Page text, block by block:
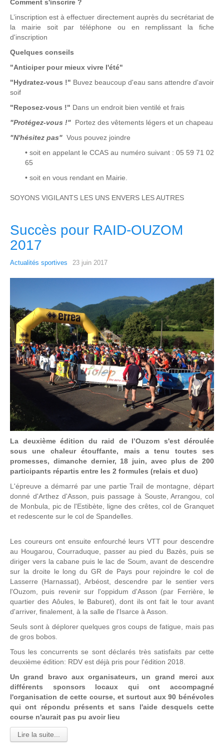
Comment s'inscrire ?
L’inscription est à effectuer directement auprès du secrétariat de
la mairie soit par téléphone ou en remplissant la fiche
d'inscription
Quelques conseils
"Anticiper pour mieux vivre l'été"
"Hydratez-vous !" Buvez beaucoup d'eau sans attendre d'avoir
soif
"Reposez-vous !" Dans un endroit bien ventilé et frais
"Protégez-vous !" Portez des vêtements légers et un chapeau
"N'hésitez pas" Vous pouvez joindre
• soit en appelant le CCAS au numéro suivant : 05 59 71 02
65
• soit en vous rendant en Mairie.
SOYONS VIGILANTS LES UNS ENVERS LES AUTRES
Succès pour RAID-OUZOM
2017
Actualités sportives 23 juin 2017
La deuxième édition du raid de l’Ouzom s'est déroulée
sous une chaleur étouffante, mais a tenu toutes ses
promesses, dimanche dernier, 18 juin, avec plus de 200
participants répartis entre les 2 formules (relais et duo)
L'épreuve a démarré par une partie Trail de montagne, départ
donné d'Arthez d'Asson, puis passage à Souste, Arrangou, col
de Monbula, pic de l'Estibète, ligne des crêtes, col de Granquet
et redescente sur le col de Spandelles.
Les coureurs ont ensuite enfourché leurs VTT pour descendre
au Hougarou, Courraduque, passer au pied du Bazès, puis se
diriger vers la cabane puis le lac de Soum, avant de descendre
sur la droite le long du GR de Pays pour rejoindre le col de
Lasserre (Harnassat), Arbéost, descendre par le sentier vers
l'Ouzom, puis revenir sur l'oppidum d'Asson (par Ferrière, le
quartier des Aôules, le Baburet), dont ils ont fait le tour avant
d'arriver, finalement, à la salle de l'Isarce à Asson.
Seuls sont à déplorer quelques gros coups de fatigue, mais pas
de gros bobos.
Tous les concurrents se sont déclarés très satisfaits par cette
deuxième édition: RDV est déjà pris pour l'édition 2018.
Un grand bravo aux organisateurs, un grand merci aux
différents sponsors locaux qui ont accompagné
l'organisation de cette course, et surtout aux 90 bénévoles
qui ont répondu présents et sans l'aide desquels cette
course n'aurait pas pu avoir lieu
Lire la suite...